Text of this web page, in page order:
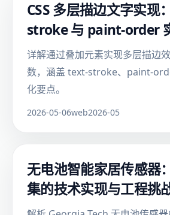
CSS 多层描边文字实现
stroke 与 paint-order
详解通过叠加元素实现多层描边
数，涵盖 text-stroke、paint-
化要点。
2026-05-06web2026-05
无电池智能家居传感器
集的技术实现与工程挑